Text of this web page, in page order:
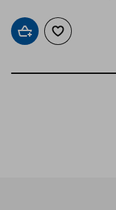
Добави в кошницата
Добави към